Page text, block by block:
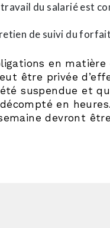
du salarié est
de suivi du
en
être privée
suspendue et
en
devront